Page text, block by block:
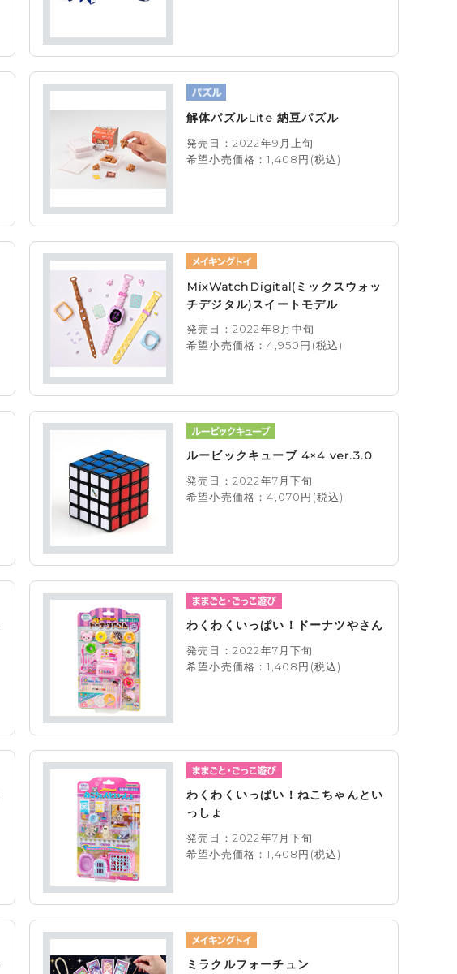
解体パズルLite 納豆パズル
発売日：2022年9月上旬
希望小売価格：1,408円(税込)
MixWatchDigital(ミックスウォッ
チデジタル)スイートモデル
発売日：2022年8月中旬
希望小売価格：4,950円(税込)
ルービックキューブ 4×4 ver.3.0
発売日：2022年7月下旬
希望小売価格：4,070円(税込)
わくわくいっぱい！ドーナツやさん
発売日：2022年7月下旬
希望小売価格：1,408円(税込)
わくわくいっぱい！ねこちゃんとい
っしょ
発売日：2022年7月下旬
希望小売価格：1,408円(税込)
ミラクルフォーチュン